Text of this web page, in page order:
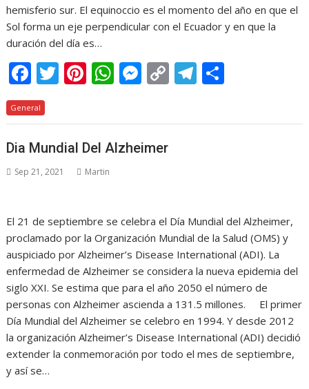
hemisferio sur. El equinoccio es el momento del año en que el
Sol forma un eje perpendicular con el Ecuador y en que la
duración del día es…
F
ac
e
b
o
o
T
itt
er
Pi
er
e
st
W
at
s
A
M
ss
e
n
C
p
T
e m
General
Dia Mundial Del Alzheimer
Sep 21, 2021 Martin
El 21 de septiembre se celebra el Día Mundial del Alzheimer,
proclamado por la Organización Mundial de la Salud (OMS) y
auspiciado por Alzheimer’s Disease International (ADI). La
enfermedad de Alzheimer se considera la nueva epidemia del
siglo XXI. Se estima que para el año 2050 el número de
personas con Alzheimer ascienda a 131.5 millones. El primer
Día Mundial del Alzheimer se celebro en 1994. Y desde 2012
la organización Alzheimer’s Disease International (ADI) decidió
extender la conmemoración por todo el mes de septiembre,
y así se…